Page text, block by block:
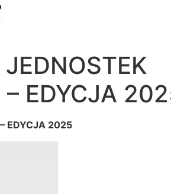
można składać wnioski o
– EDYCJA
EDYCJA 2025